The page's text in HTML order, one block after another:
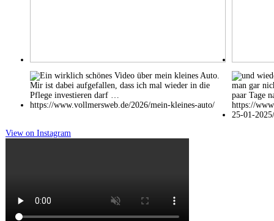
View on Instagram